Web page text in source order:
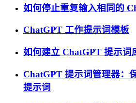
如何停止重复输入相同的
ChatGPT 工作提示词模板
如何建立 ChatGPT 提示词
ChatGPT 提示词管理器：
提示词